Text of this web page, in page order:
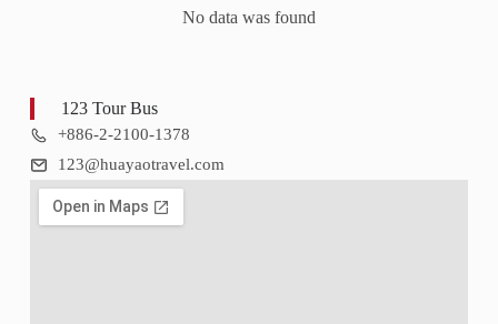
No data was found
123 Tour Bus
+886-2-2100-1378
123@huayaotravel.com